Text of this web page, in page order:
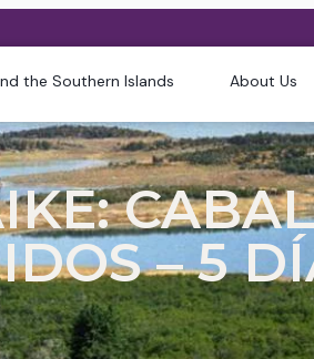
the Southern Islands About Us
– 5